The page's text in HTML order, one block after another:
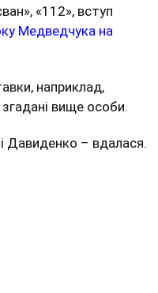
«112», вступ
Медведчука на
наприклад,
згадані вище особи.
Давиденко – вдалася.